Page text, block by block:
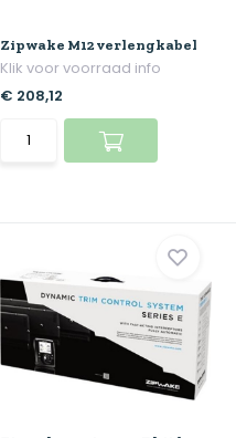
Zipwake M12 verlengkabel
Klik voor voorraad info
€ 208,12